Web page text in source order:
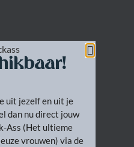
uit jezelf en uit je
dan nu direct jouw
Ass (Het ultieme
vrouwen) via de